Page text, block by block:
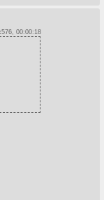
00:00:18